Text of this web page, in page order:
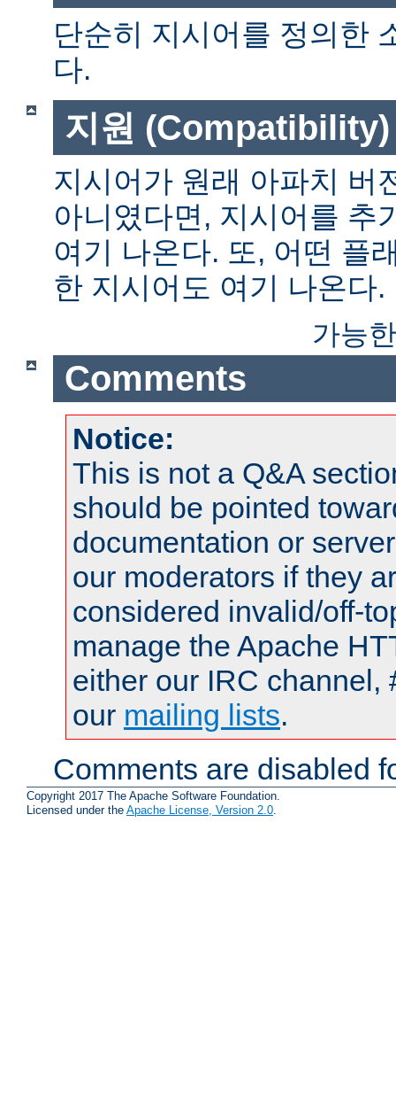
단순히 지시어를 정의한
다.
지원 (Compatibility)
지시어가 원래 아파치 버
아니였다면, 지시어를 추
여기 나온다. 또, 어떤 플
한 지시어도 여기 나온다.
가능
Comments
Notice:
This is not a Q&A
should be pointed
documentation or
our moderators if they
considered invalid/off-
manage the Apache
either our IRC channel,
our mailing lists.
Comments are disabled
Copyright 2017 The Apache Software Foundation.
Licensed under the Apache License, Version 2.0.